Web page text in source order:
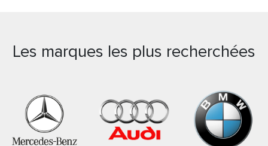
Les marques les plus recherchées